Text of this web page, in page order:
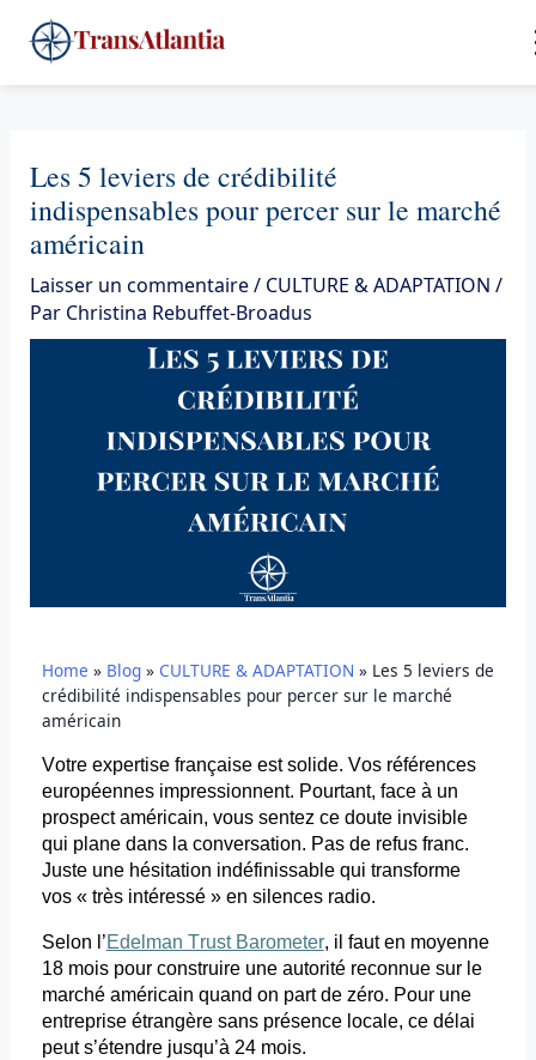
au
contenu
Les 5 leviers de crédibilité
indispensables pour percer sur le marché
américain
Laisser un commentaire/ CULTURE & ADAPTATION /
Par Christina Rebuffet-Broadus
Home » Blog» CULTURE & ADAPTATION » Les 5 leviers de
crédibilité indispensables pour percer sur le marché
américain
Votre expertise française est solide. Vos références
européennes impressionnent. Pourtant, face à un
prospect américain, vous sentez ce doute invisible
qui plane dans la conversation. Pas de refus franc.
Juste une hésitation indéfinissable qui transforme
vos « très intéressé » en silences radio.
Selon l’Edelman Trust Barometer, il faut en moyenne
18 mois pour construire une autorité reconnue sur le
marché américain quand on part de zéro. Pour une
entreprise étrangère sans présence locale, ce délai
peut s’étendre jusqu’à 24 mois.